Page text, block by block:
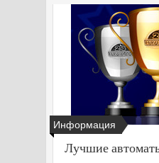
Информация
Лучшие